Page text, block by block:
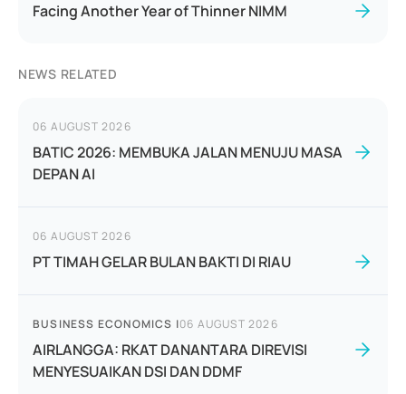
Facing Another Year of Thinner NIMM
NEWS RELATED
06 AUGUST 2026
BATIC 2026: MEMBUKA JALAN MENUJU MASA
DEPAN AI
06 AUGUST 2026
PT TIMAH GELAR BULAN BAKTI DI RIAU
BUSINESS ECONOMICS |06 AUGUST 2026
AIRLANGGA: RKAT DANANTARA DIREVISI
MENYESUAIKAN DSI DAN DDMF